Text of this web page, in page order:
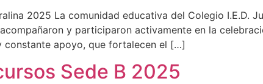
2025 La comunidad educativa del Colegio I.E.D.
y participaron activamente en la
constante apoyo, que fortalecen el […]
Sede B 2025